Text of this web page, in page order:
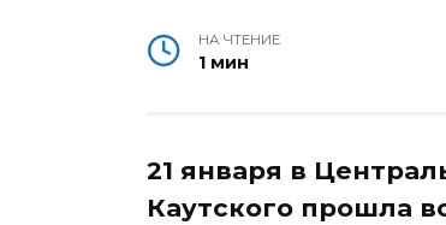
НА ЧТЕНИЕ
1 мин
21 января в
Каутского прошла